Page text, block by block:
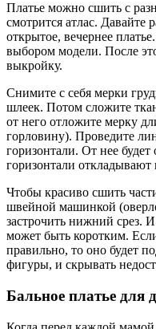
Платье можно сшить с
смотрится атлас. Давайте
открытое, вечернее
выбором модели. После
выкройку.
Снимите с себя мерки
шлеек. Потом сложите
от него отложите мерку
горловину). Проведите
горизонтали. От нее
горизонтали
Чтобы красиво сшить
швейной машинкой
застрочить нижний срез.
может быть коротким.
правильно, то оно будет
фигуры, и скрывать
Бальное платье для